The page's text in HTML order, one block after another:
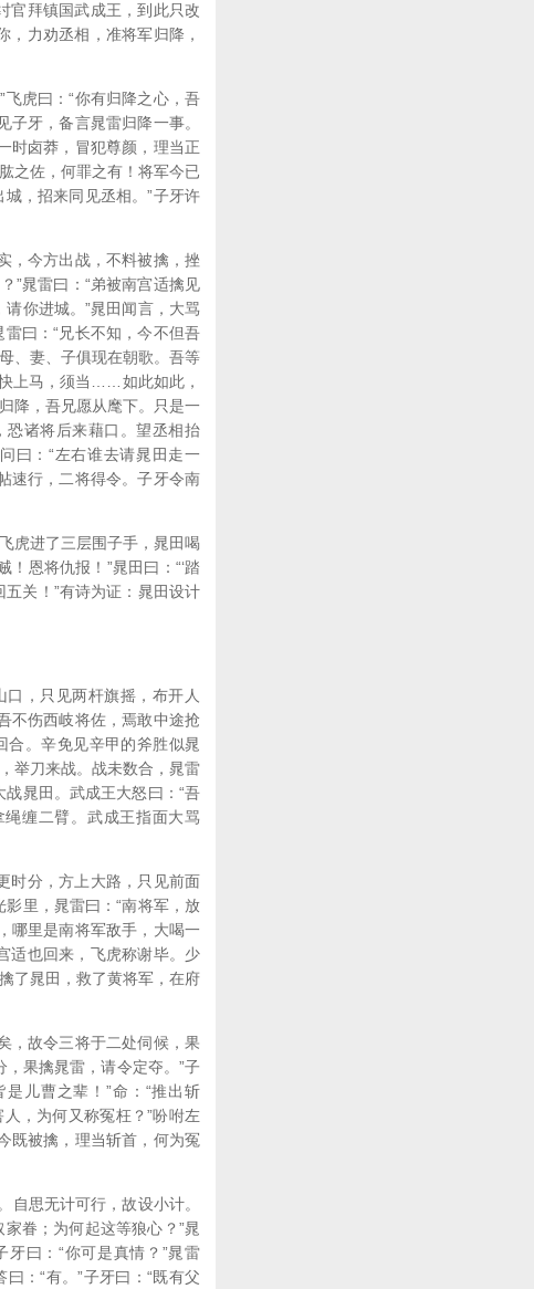
官拜镇国武成王，到此只改
力劝丞相，准将军归降，
虎曰：“你有归降之心，吾
子牙，备言晁雷归降一事。
时卤莽，冒犯尊颜，理当正
之佐，何罪之有！将军今已
，招来同见丞相。”子牙许
，今方出战，不料被擒，挫
”晁雷曰：“弟被南宫适擒见
你进城。”晁田闻言，大骂
曰：“兄长不知，今不但吾
、妻、子俱现在朝歌。吾等
上马，须当……如此如此，
降，吾兄愿从麾下。只是一
恐诸将后来藉口。望丞相抬
曰：“左右谁去请晁田走一
速行，二将得令。子牙令南
虎进了三层围子手，晁田喝
恩将仇报！”晁田曰：“‘踏
关！”有诗为证：晁田设计
，只见两杆旗摇，布开人
不伤西岐将佐，焉敢中途抢
合。辛免见辛甲的斧胜似晁
举刀来战。战未数合，晁雷
晁田。武成王大怒曰：“吾
缠二臂。武成王指面大骂
时分，方上大路，只见前面
里，晁雷曰：“南将军，放
哪里是南将军敌手，大喝一
适也回来，飞虎称谢毕。少
了晁田，救了黄将军，在府
，故令三将于二处伺候，果
，果擒晁雷，请令定夺。”子
儿曹之辈！”命：“推出斩
，为何又称冤枉？”吩咐左
既被擒，理当斩首，何为冤
思无计可行，故设小计。
眷；为何起这等狼心？”晁
曰：“你可是真情？”晁雷
：“有。”子牙曰：“既有父